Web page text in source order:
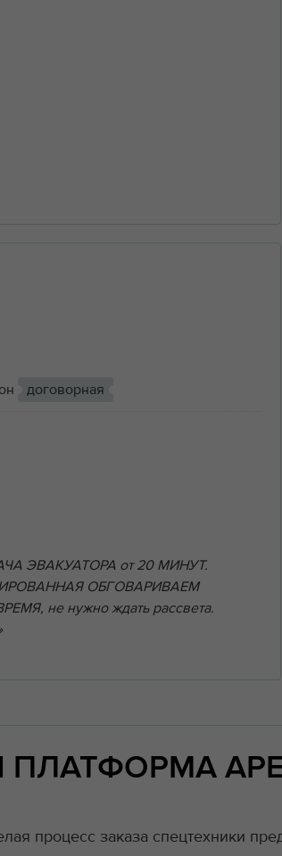
договорная
ЭВАКУАТОРА от 20 МИНУТ.
ОБГОВАРИВАЕМ
не нужно ждать рассвета.
ПЛАТФОРМА
процесс заказа спецтехники